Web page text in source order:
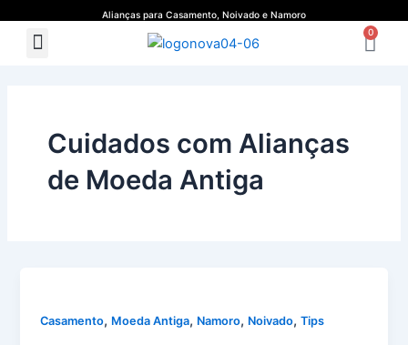
Alianças para Casamento, Noivado e Namoro
Menu 0
Cuidados com Alianças
de Moeda Antiga
Casamento, Moeda Antiga, Namoro, Noivado,Tips